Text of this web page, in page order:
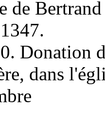
de
Donation
dans